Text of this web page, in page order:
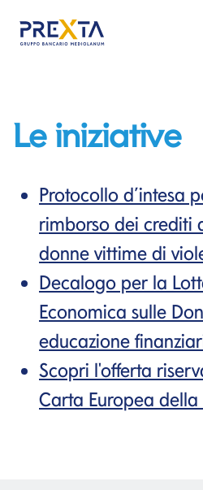
Salta al contenuto
Le iniziative
Protocollo d’intesa
rimborso dei crediti
donne vittime di
Decalogo per la
Economica sulle
educazione
Scopri l'offerta
Carta Europea